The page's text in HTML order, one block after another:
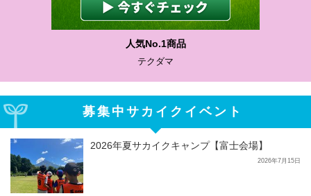
人気No.1商品
テクダマ
募集中サカイクイベント
2026年夏サカイクキャンプ【富士会場】
2026年7月15日